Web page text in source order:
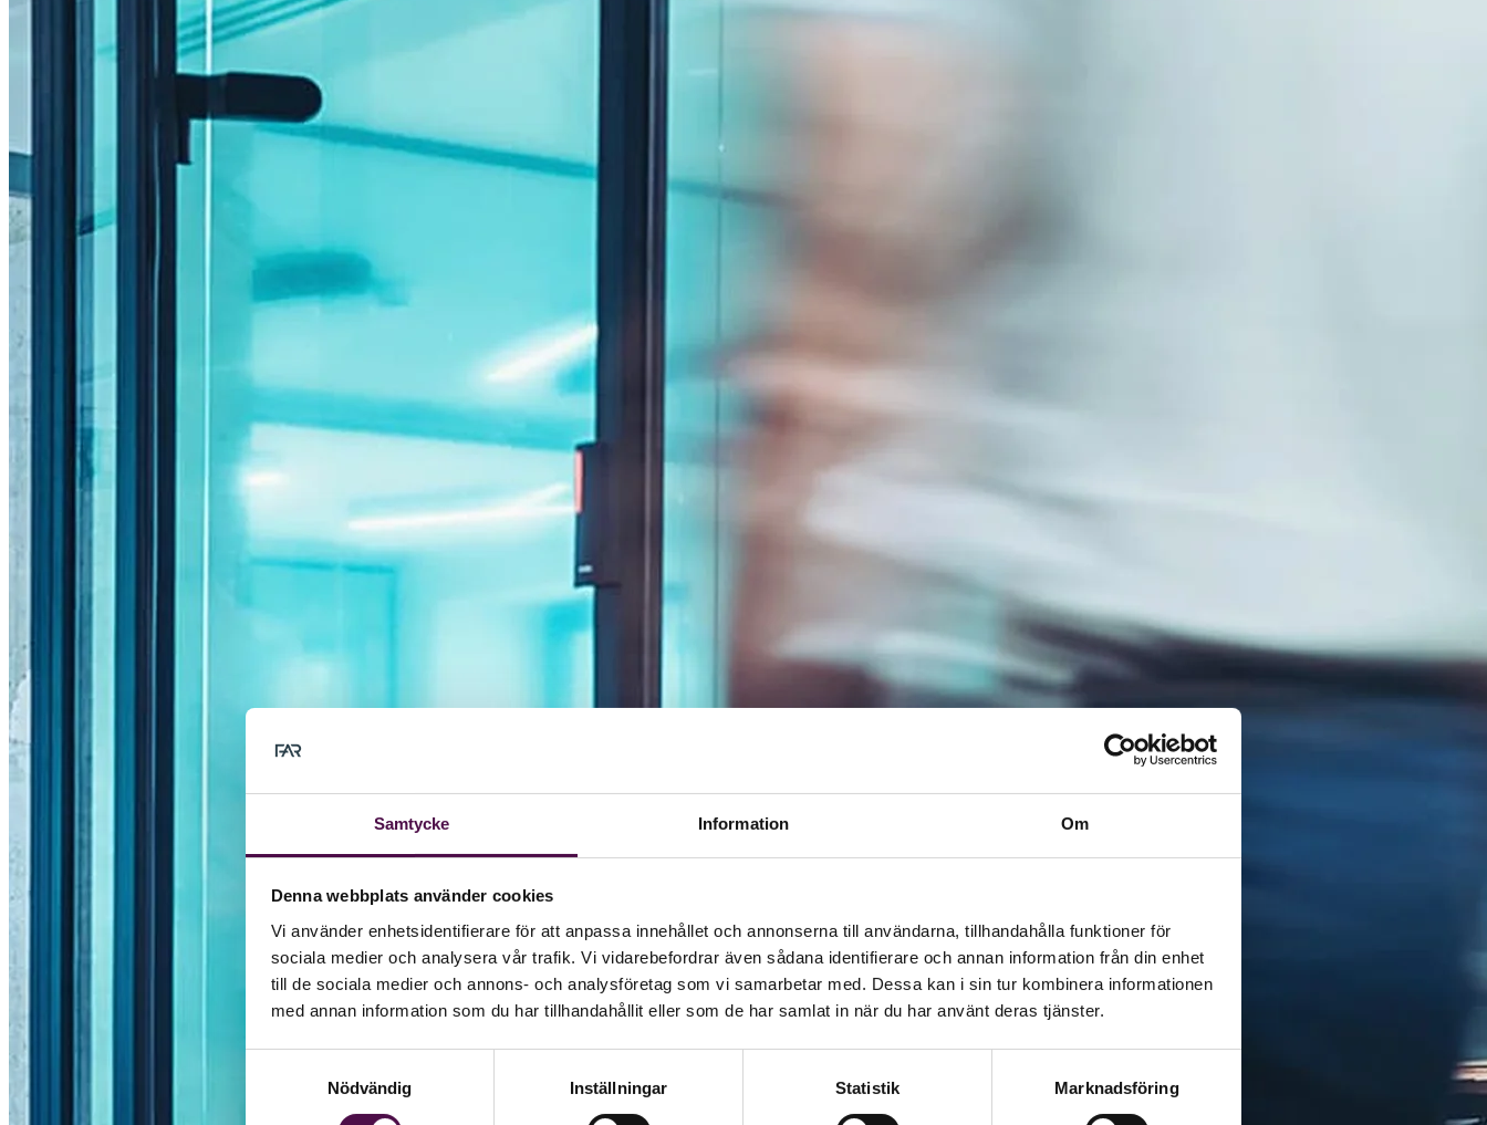
Samtycke Information Om
Denna webbplats använder cookies
Vi använder enhetsidentifierare för att anpassa innehållet och annonserna till användarna, tillhandahålla funktioner för
sociala medier och analysera vår trafik. Vi vidarebefordrar även sådana identifierare och annan information från din enhet
till de sociala medier och annons- och analysföretag som vi samarbetar med. Dessa kan i sin tur kombinera informationen
med annan information som du har tillhandahållit eller som de har samlat in när du har använt deras tjänster.
Nödvändig
Inställningar Statistik Marknadsföring